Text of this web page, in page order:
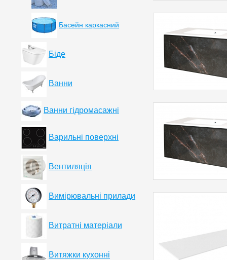
Басейн каркасний
Біде
Ванни
Ванни гідромасажні
Варильні поверхні
Вентиляція
Вимірювальні прилади
Витратні матеріали
Витяжки кухонні